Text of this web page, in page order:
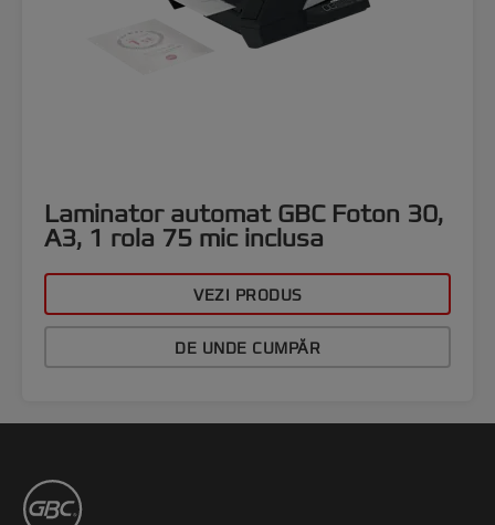
Laminator automat GBC Foton 30,
A3, 1 rola 75 mic inclusa
VEZI PRODUS
DE UNDE CUMPĂR